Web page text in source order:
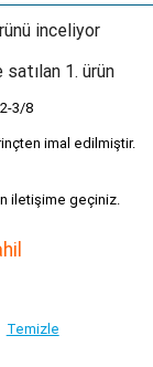
inceliyor
1. ürün
3/8
imal edilmiştir.
iletişime geçiniz.
Temizle